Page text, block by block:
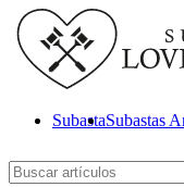
SubastaSubastas